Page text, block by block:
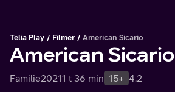
Telia Play Filmer American Sicario
American Sicario
Familie20211 t 36 min 15+ 4.2